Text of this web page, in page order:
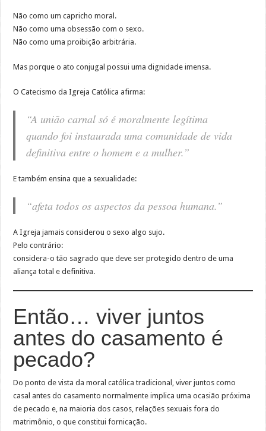
Não como um capricho moral.
Não como uma obsessão com o sexo.
Não como uma proibição arbitrária.
Mas porque o ato conjugal possui uma dignidade imensa.
O Catecismo da Igreja Católica afirma:
“A união carnal só é moralmente legítima
quando foi instaurada uma comunidade de vida
definitiva entre o homem e a mulher.”
E também ensina que a sexualidade:
“afeta todos os aspectos da pessoa humana.”
A Igreja jamais considerou o sexo algo sujo.
Pelo contrário:
considera-o tão sagrado que deve ser protegido dentro de uma
aliança total e definitiva.
Então… viver juntos
antes do casamento é
pecado?
Do ponto de vista da moral católica tradicional, viver juntos como
casal antes do casamento normalmente implica uma ocasião próxima
de pecado e, na maioria dos casos, relações sexuais fora do
matrimônio, o que constitui fornicação.